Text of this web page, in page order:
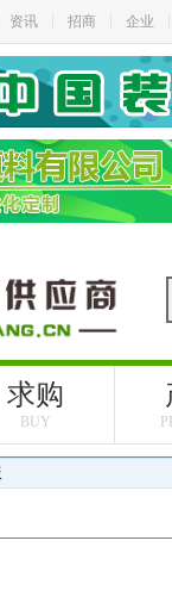
资讯 招商 企业
求购
BUY